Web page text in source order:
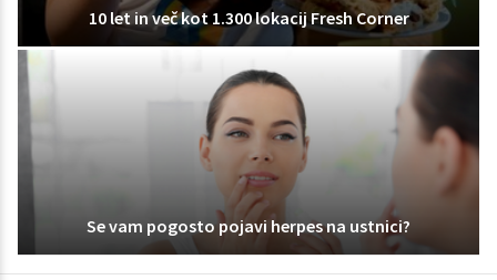
10 let in več kot 1.300 lokacij Fresh Corner
Se vam pogosto pojavi herpes na ustnici?